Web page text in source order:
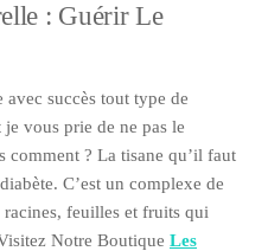
: Guérir Le
avec succès tout type de
vous prie de ne pas le
comment ? La tisane qu’il faut
C’est un complexe de
feuilles et fruits qui
Notre Boutique Les